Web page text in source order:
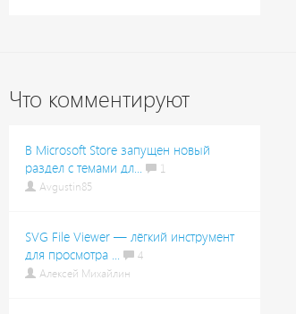
Что комментируют
В Microsoft Store запущен новый
раздел с темами дл...
1
Avgustin85
SVG File Viewer — лёгкий инструмент
для просмотра ...
4
Алексей Михайлин